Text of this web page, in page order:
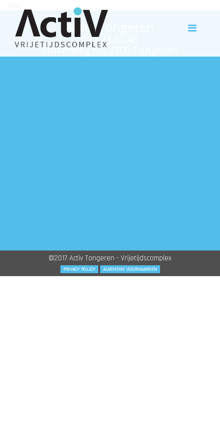
Activ Tongeren
012 23 33 43
Rutterweg 63, 3700 Tongeren
©2017 Activ Tongeren - Vrijetijdscomplex
PRIVACY POLICY ALGEMENE VOORWAARDEN